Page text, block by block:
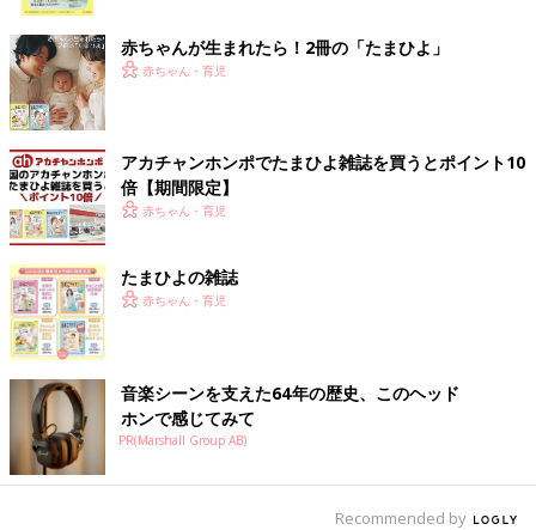
赤ちゃんが生まれたら！2冊の「たまひよ」
赤ちゃん・育児
アカチャンホンポでたまひよ雑誌を買うとポイント10
倍【期間限定】
赤ちゃん・育児
たまひよの雑誌
赤ちゃん・育児
音楽シーンを支えた64年の歴史、このヘッド
ホンで感じてみて
PR(Marshall Group AB)
Recommended by